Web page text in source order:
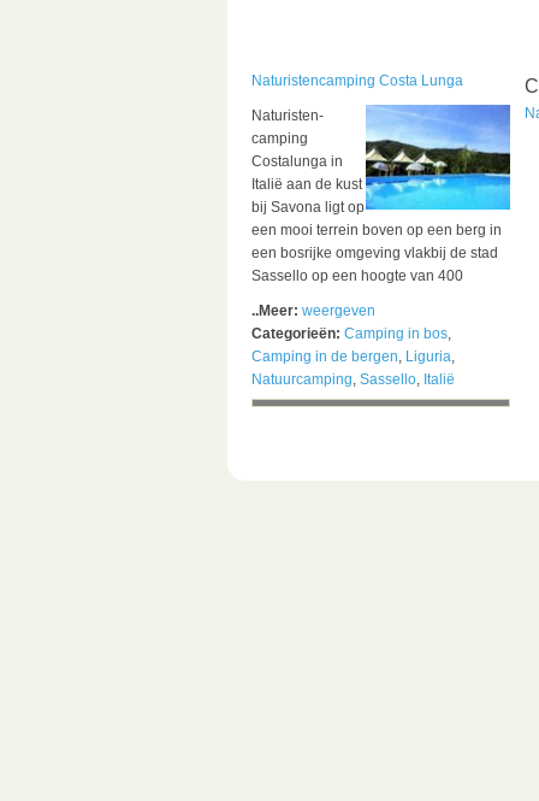
Naturistencamping Costa Lunga
Naturisten-
camping
Costalunga in
Italië aan de kust
bij Savona ligt op
een mooi terrein boven op een berg in
een bosrijke omgeving vlakbij de stad
Sassello op een hoogte van 400
..Meer: weergeven
Categorieën: Camping in bos,
Camping in de bergen, Liguria,
Natuurcamping, Sassello, Italië